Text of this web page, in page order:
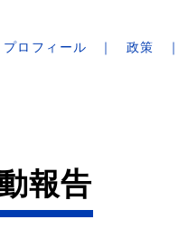
プロフィール 政策
報告